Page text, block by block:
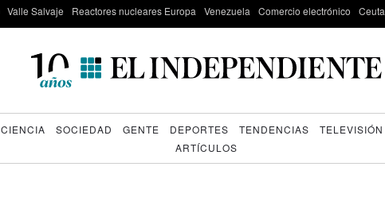
Valle Salvaje Reactores nucleares Europa Venezuela Comercio electrónico Ceuta
CIENCIA SOCIEDAD GENTE DEPORTES TENDENCIAS TELEVISIÓN
ARTÍCULOS